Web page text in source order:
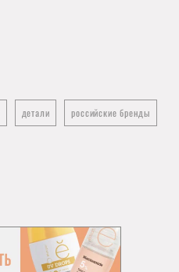
детали российские бренды